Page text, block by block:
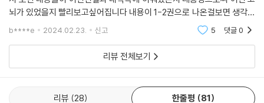
그 후, 대통령으로 재직하면서 혼신의 힘을 다해 했던 일들이
적폐로 낙인찍히고, 맡은 바 직분에 충실하게 일한 공직자들이
구속되는 것을 지켜보는 것은 저로서는 견디기 힘든 고통이었습니다.
그리고, 처음 정치를 시작할 때부터 함께한 이들마저 모든
짐을 제게 건네주는 것을 보면서 삶의 무상함을 느꼈습니다.
뇌가 있었을지 빨리보고싶어집니다 내용이 1-2권으로 나온걸보면 생각보
다 방대한양이 싣려있는듯 합니다 이책을통해 박대통령님의 진면목을 볼
b****e 2024.02.23. 신고 5 댓글0
리뷰 전체보기
리뷰 28 한줄평 81